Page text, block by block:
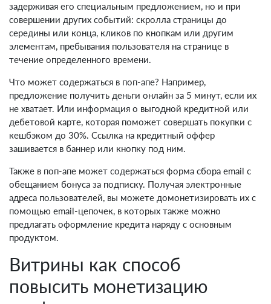
задерживая его специальным предложением, но и при
совершении других событий: скролла страницы до
середины или конца, кликов по кнопкам или другим
элементам, пребывания пользователя на странице в
течение определенного времени.
Что может содержаться в поп-апе? Например,
предложение получить деньги онлайн за 5 минут, если их
не хватает. Или информация о выгодной кредитной или
дебетовой карте, которая поможет совершать покупки с
кешбэком до 30%. Ссылка на кредитный оффер
зашивается в баннер или кнопку под ним.
Также в поп-апе может содержаться форма сбора email с
обещанием бонуса за подписку. Получая электронные
адреса пользователей, вы можете домонетизировать их с
помощью email-цепочек, в которых также можно
предлагать оформление кредита наряду с основным
продуктом.
Витрины как способ
повысить монетизацию